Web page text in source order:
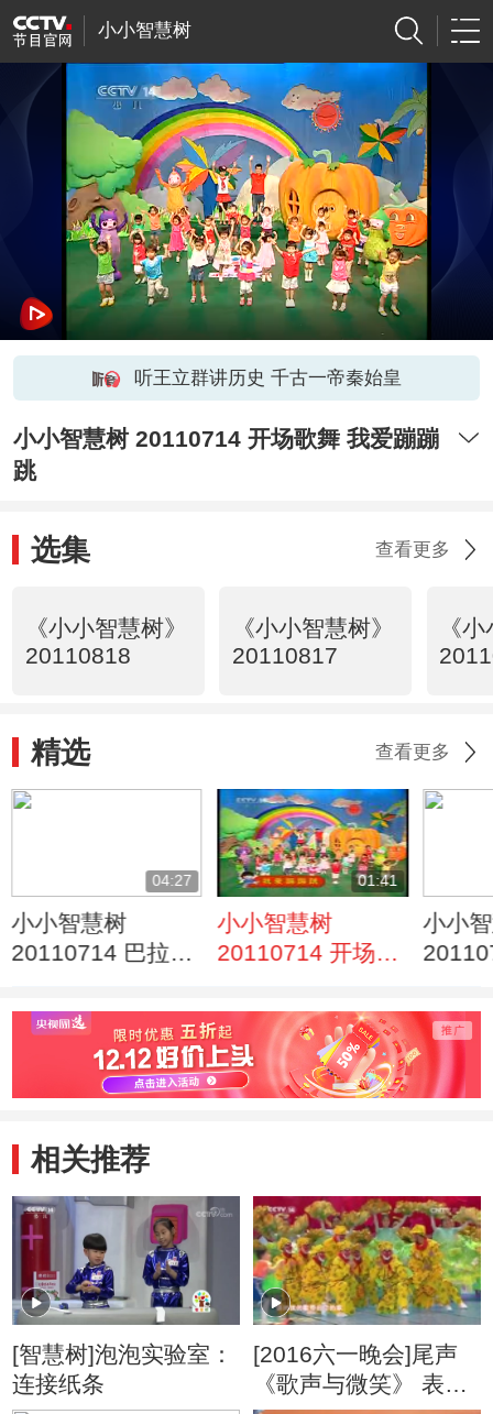
小小智慧树
听王立群讲历史 千古一帝秦始皇
小小智慧树 20110714 开场歌舞 我爱蹦蹦
跳
选集 查看更多
《小小智慧树》
20110818
《小小智慧树》
20110817
《
精选 查看更多
04:27
小小智慧树
20110714 巴拉巴
01:41
小小智慧树
20110714 开场歌
小小
相关推荐
[智慧树]泡泡实验室：
连接纸条
[2016六一晚会]尾声
《歌声与微笑》 表